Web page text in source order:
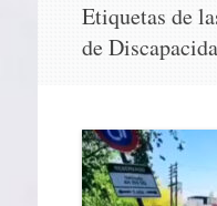
contenido
Etiquetas de
de